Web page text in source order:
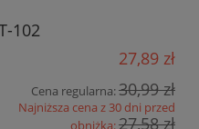
102
27,89 zł
Cena regularna:30,99 zł
Najniższa cena z 30 dni przed
obniżką:27,58 zł